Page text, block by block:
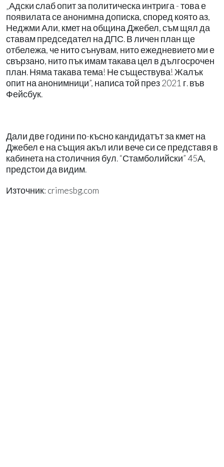
„Адски слаб опит за политическа интрига - това е
появилата се анонимна дописка, според която аз,
Неджми Али, кмет на община Джебел, съм щял да
ставам председател на ДПС. В личен план ще
отбележа, че нито сънувам, нито ежедневието ми е
свързано, нито пък имам такава цел в дългосрочен
план. Няма такава тема! Не съществува! Жалък
опит на анонимници”, написа той през 2021 г. във
Фейсбук.
Дали две години по-късно кандидатът за кмет на
Джебел е на същия акъл или вече си се представя в
кабинета на столичния бул. “Стамболийски” 45А,
предстои да видим.
Източник: crimesbg.com